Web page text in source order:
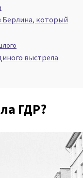
который
выстрела
ГДР?